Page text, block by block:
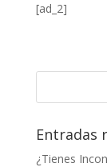
[ad_2]
Entradas
¿Tienes